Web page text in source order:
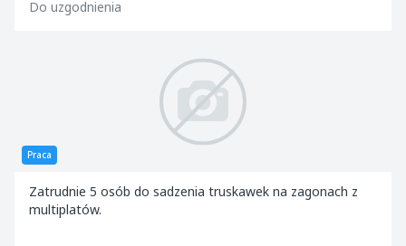
Do uzgodnienia
Praca
Zatrudnie 5 osób do sadzenia truskawek na zagonach z
multiplatów.